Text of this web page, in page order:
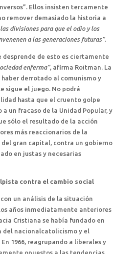
Ellos insisten tercamente
remover demasiado la historia a
divisiones para que el odio y los
a las generaciones futuras”.
desprende de esto es ciertamente
enferma”, afirma Roitman. La
haber derrotado al comunismo y
sigue el juego. No podrá
hasta que el cruento golpe
un fracaso de la Unidad Popular, y
sólo el resultado de la acción
más reaccionarios de la
del gran capital, contra un gobierno
en justas y necesarias
contra el cambio social
un análisis de la situación
años inmediatamente anteriores
Cristiana se había fundado en
del nacionalcatolicismo y el
1966, reagrupando a liberales y
opuestos a las tendencias